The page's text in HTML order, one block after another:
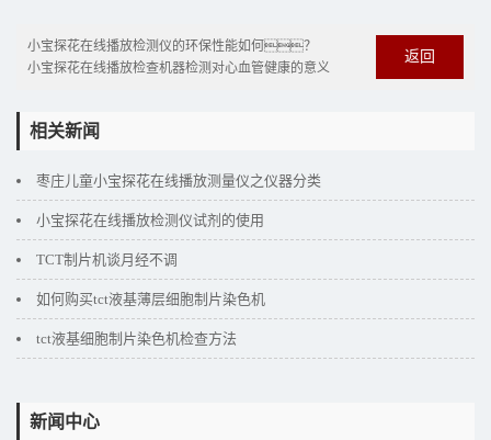
小宝探花在线播放检测仪的环保性能如何？
小宝探花在线播放检查机器检测对心血管健康的意义
返回
相关新闻
枣庄儿童小宝探花在线播放测量仪之仪器分类
小宝探花在线播放检测仪试剂的使用
TCT制片机谈月经不调
如何购买tct液基薄层细胞制片染色机
tct液基细胞制片染色机检查方法
新闻中心